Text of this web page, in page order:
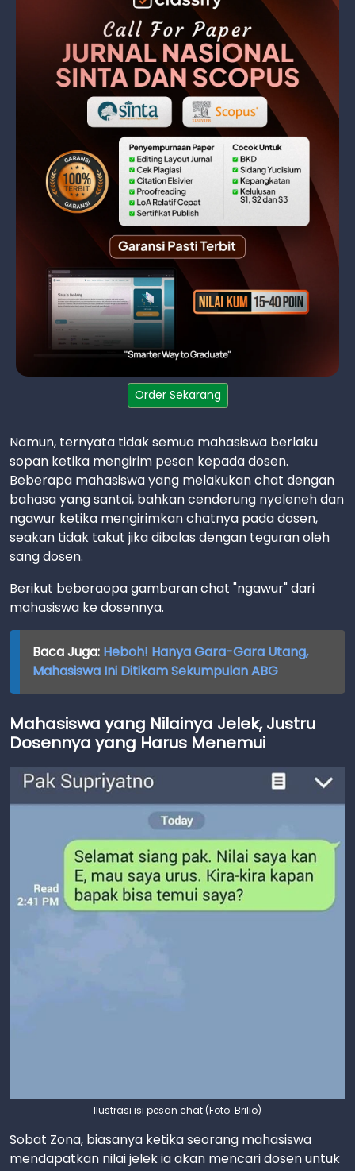
Order Sekarang
Namun, ternyata tidak semua mahasiswa berlaku
sopan ketika mengirim pesan kepada dosen.
Beberapa mahasiswa yang melakukan chat dengan
bahasa yang santai, bahkan cenderung nyeleneh dan
ngawur ketika mengirimkan chatnya pada dosen,
seakan tidak takut jika dibalas dengan teguran oleh
sang dosen.
Berikut beberaopa gambaran chat "ngawur" dari
mahasiswa ke dosennya.
Baca Juga: Heboh! Hanya Gara-Gara Utang,
Mahasiswa Ini Ditikam Sekumpulan ABG
Mahasiswa yang Nilainya Jelek, Justru
Dosennya yang Harus Menemui
Ilustrasi isi pesan chat (Foto: Brilio)
Sobat Zona, biasanya ketika seorang mahasiswa
mendapatkan nilai jelek ia akan mencari dosen untuk